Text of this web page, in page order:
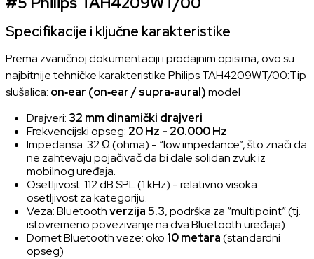
Specifikacije i ključne karakteristike
Prema zvaničnoj dokumentaciji i prodajnim opisima, ovo su
najbitnije tehničke karakteristike Philips TAH4209WT/00:Tip
slušalica: on‑ear (on‑ear / supra‑aural)model
Drajveri: 32 mm dinamički drajveri
Frekvencijski opseg: 20 Hz - 20.000 Hz
Impedansa: 32 Ω (ohma) - “low impedance”, što znači da
ne zahtevaju pojačivač da bi dale solidan zvuk iz
mobilnog uređaja.
Osetljivost: 112 dB SPL (1 kHz) - relativno visoka
osetljivost za kategoriju.
Veza: Bluetoothverzija 5.3, podrška za “multipoint” (tj.
istovremeno povezivanje na dva Bluetooth uređaja)
Domet Bluetooth veze: oko 10 metara(standardni
opseg)